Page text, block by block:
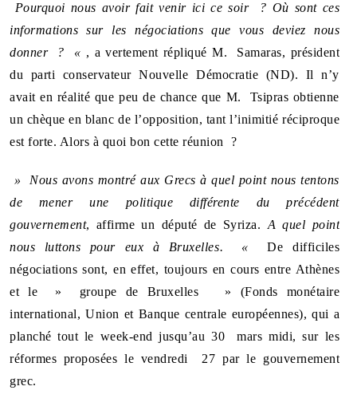
Pourquoi nous avoir fait venir ici ce soir ? Où sont ces
informations sur les négociations que vous deviez nous
donner ? « , a vertement répliqué M. Samaras, président
du parti conservateur Nouvelle Démocratie (ND). Il n’y
avait en réalité que peu de chance que M. Tsipras obtienne
un chèque en blanc de l’opposition, tant l’inimitié réciproque
est forte. Alors à quoi bon cette réunion ?
» Nous avons montré aux Grecs à quel point nous tentons
de mener une politique différente du précédent
gouvernement, affirme un député de Syriza. A quel point
nous luttons pour eux à Bruxelles. «
De difficiles
négociations sont, en effet, toujours en cours entre Athènes
et le » groupe de Bruxelles » (Fonds monétaire
international, Union et Banque centrale européennes), qui a
planché tout le week-end jusqu’au 30 mars midi, sur les
réformes proposées le vendredi 27 par le gouvernement
grec.